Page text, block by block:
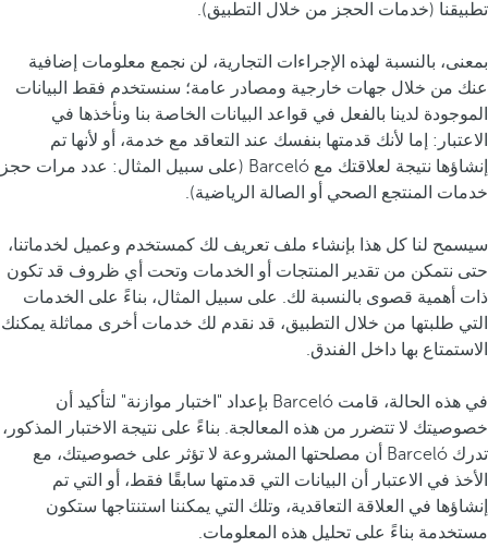
تطبيقنا (خدمات الحجز من خلال التطبيق).
بمعنى، بالنسبة لهذه الإجراءات التجارية، لن نجمع معلومات إضافية
عنك من خلال جهات خارجية ومصادر عامة؛ سنستخدم فقط البيانات
الموجودة لدينا بالفعل في قواعد البيانات الخاصة بنا ونأخذها في
الاعتبار: إما لأنك قدمتها بنفسك عند التعاقد مع خدمة، أو لأنها تم
إنشاؤها نتيجة لعلاقتك مع Barceló (على سبيل المثال: عدد مرات حجز
خدمات المنتجع الصحي أو الصالة الرياضية).
سيسمح لنا كل هذا بإنشاء ملف تعريف لك كمستخدم وعميل لخدماتنا،
حتى نتمكن من تقدير المنتجات أو الخدمات وتحت أي ظروف قد تكون
ذات أهمية قصوى بالنسبة لك. على سبيل المثال، بناءً على الخدمات
التي طلبتها من خلال التطبيق، قد نقدم لك خدمات أخرى مماثلة يمكنك
الاستمتاع بها داخل الفندق.
في هذه الحالة، قامت Barceló بإعداد "اختبار موازنة" لتأكيد أن
خصوصيتك لا تتضرر من هذه المعالجة. بناءً على نتيجة الاختبار المذكور،
تدرك Barceló أن مصلحتها المشروعة لا تؤثر على خصوصيتك، مع
الأخذ في الاعتبار أن البيانات التي قدمتها سابقًا فقط، أو التي تم
إنشاؤها في العلاقة التعاقدية، وتلك التي يمكننا استنتاجها ستكون
مستخدمة بناءً على تحليل هذه المعلومات.